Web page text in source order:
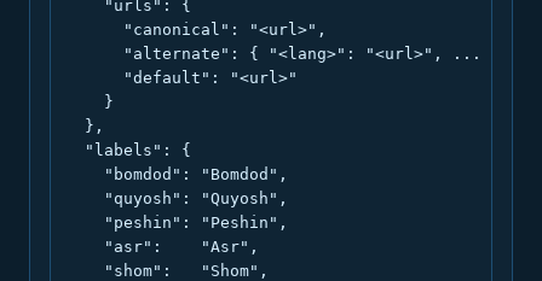
    "urls": {
      "canonical": "<url>",
      "alternate": { "<lang>": "<url>", ... },
      "default": "<url>"
    }
  },
  "labels": {
    "bomdod": "Bomdod",
    "quyosh": "Quyosh",
    "peshin": "Peshin",
    "asr":    "Asr",
    "shom":   "Shom",